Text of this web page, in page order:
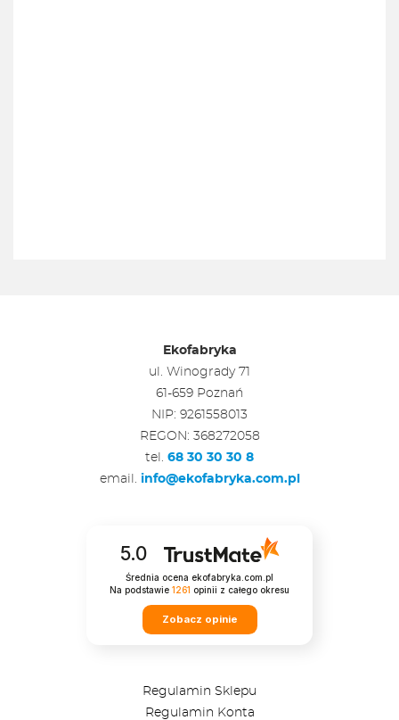
Ekofabryka
ul. Winogrady 71
61-659 Poznań
NIP: 9261558013
REGON: 368272058
tel. 68 30 30 30 8
email. info@ekofabryka.com.pl
5.0
Średnia ocena ekofabryka.com.pl
Na podstawie 1261 opinii z całego okresu
Zobacz opinie
Regulamin Sklepu
Regulamin Konta